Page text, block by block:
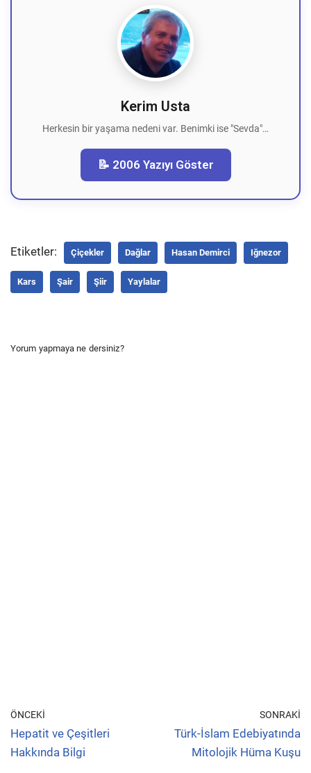
Kerim Usta
Herkesin bir yaşama nedeni var. Benimki ise "Sevda"…
📝 2006 Yazıyı Göster
Etiketler: Çiçekler Dağlar Hasan Demirci Iğnezor
Kars Şair Şiir Yaylalar
Yorum yapmaya ne dersiniz?
ÖNCEKI
Hepatit ve Çeşitleri
Hakkında Bilgi
SONRAKI
Türk-İslam Edebiyatında
Mitolojik Hüma Kuşu